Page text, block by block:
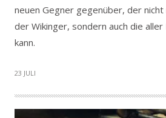
neuen Gegner gegenüber, der
der Wikinger, sondern auch die
kann.
23 JULI